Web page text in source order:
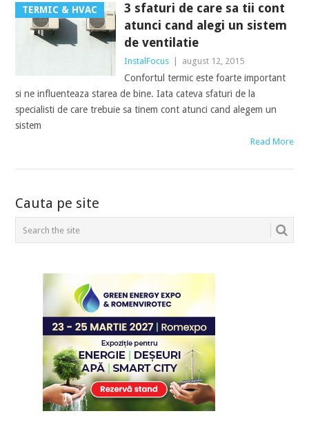
TERMIC & HVAC
3 sfaturi de care sa tii cont
atunci cand alegi un sistem
de ventilatie
InstalFocus august 12, 2015
Confortul termic este foarte important
si ne influenteaza starea de bine. Iata cateva sfaturi de la
specialisti de care trebuie sa tinem cont atunci cand alegem un
sistem
Read More
POSTS
NAVIGATION
Cauta pe site